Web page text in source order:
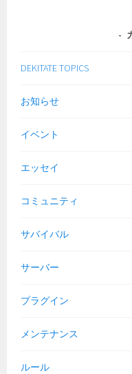
DEKITATE TOPICS
お知らせ
イベント
エッセイ
コミュニティ
サバイバル
サーバー
プラグイン
メンテナンス
ルール